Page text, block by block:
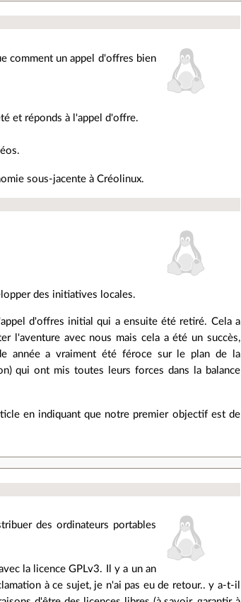
comment un appel d'offres bien
et réponds à l'appel d'offre.
sous-jacente à Créolinux.
des initiatives locales.
d'offres initial qui a ensuite été retiré. Cela a
l'aventure avec nous mais cela a été un succès,
année a vraiment été féroce sur le plan de la
qui ont mis toutes leurs forces dans la balance
en indiquant que notre premier objectif est de
des ordinateurs portables
la licence GPLv3. Il y a un an
à ce sujet, je n'ai pas eu de retour.. y a-t-il